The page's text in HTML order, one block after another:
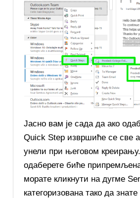
Јасно вам је сада да ако
Quick Step извршиће се све
унели при његовом креирању.
одаберете биће
морате кликнути на дугме
категоризована тако да знате